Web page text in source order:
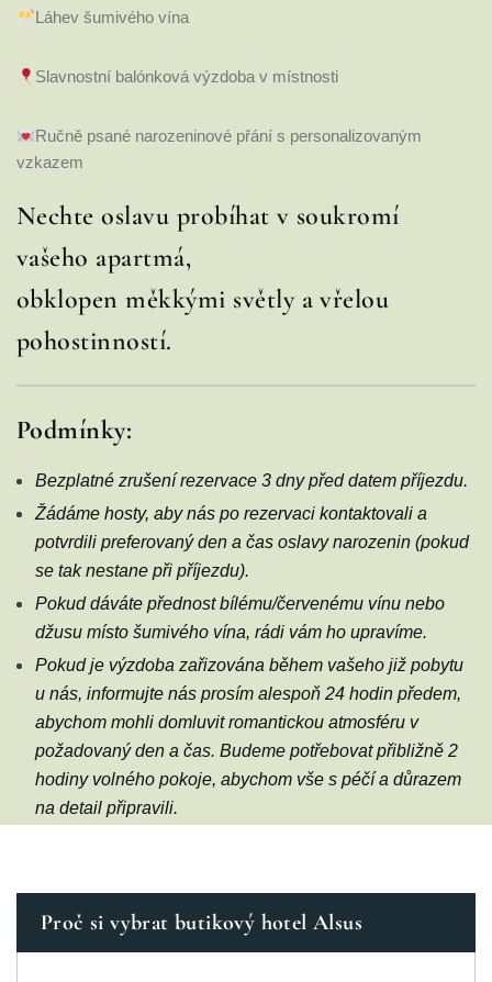
Láhev šumivého vína
Slavnostní balónková výzdoba v místnosti
Ručně psané narozeninové přání s personalizovaným
vzkazem
Nechte oslavu probíhat v soukromí
vašeho apartmá,
obklopen měkkými světly a vřelou
pohostinností.
Podmínky:
Bezplatné zrušení rezervace 3 dny před datem příjezdu.
Žádáme hosty, aby nás po rezervaci kontaktovali a
potvrdili preferovaný den a čas oslavy narozenin (pokud
se tak nestane při příjezdu).
Pokud dáváte přednost bílému/červenému vínu nebo
džusu místo šumivého vína, rádi vám ho upravíme.
Pokud je výzdoba zařizována během vašeho již pobytu
u nás, informujte nás prosím alespoň 24 hodin předem,
abychom mohli domluvit romantickou atmosféru v
požadovaný den a čas. Budeme potřebovat přibližně 2
hodiny volného pokoje, abychom vše s péčí a důrazem
na detail připravili.
Proč si vybrat butikový hotel Alsus